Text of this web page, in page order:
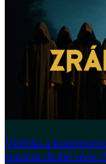
Vítězka a
startem druhé série